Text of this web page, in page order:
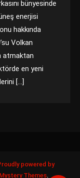
bünyesinde
enerjisi
hakkında
Volkan
atmaktan
en yeni
[…]
powered by
Mystery Themes.